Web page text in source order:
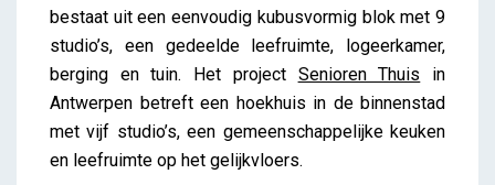
bestaat uit een eenvoudig kubusvormig blok met 9
studio’s, een gedeelde leefruimte, logeerkamer,
berging en tuin. Het project Senioren Thuis in
Antwerpen betreft een hoekhuis in de binnenstad
met vijf studio’s, een gemeenschappelijke keuken
en leefruimte op het gelijkvloers.